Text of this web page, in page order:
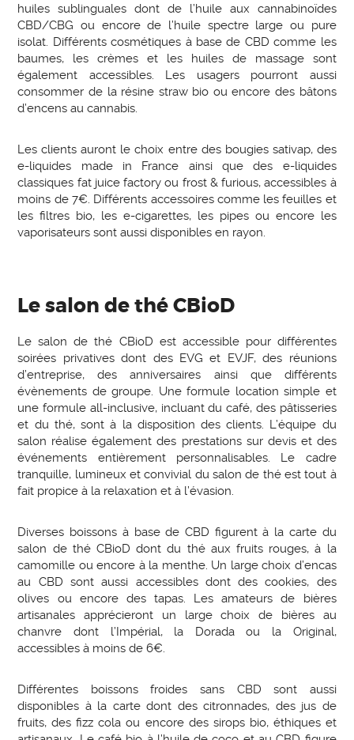
huiles sublinguales dont de l’huile aux cannabinoïdes
CBD/CBG ou encore de l’huile spectre large ou pure
isolat. Différents cosmétiques à base de CBD comme les
baumes, les crèmes et les huiles de massage sont
également accessibles. Les usagers pourront aussi
consommer de la résine straw bio ou encore des bâtons
d’encens au cannabis.
Les clients auront le choix entre des bougies sativap, des
e-liquides made in France ainsi que des e-liquides
classiques fat juice factory ou frost & furious, accessibles à
moins de 7€. Différents accessoires comme les feuilles et
les filtres bio, les e-cigarettes, les pipes ou encore les
vaporisateurs sont aussi disponibles en rayon.
Le salon de thé CBioD
Le salon de thé CBioD est accessible pour différentes
soirées privatives dont des EVG et EVJF, des réunions
d’entreprise, des anniversaires ainsi que différents
évènements de groupe. Une formule location simple et
une formule all-inclusive, incluant du café, des pâtisseries
et du thé, sont à la disposition des clients. L’équipe du
salon réalise également des prestations sur devis et des
événements entièrement personnalisables. Le cadre
tranquille, lumineux et convivial du salon de thé est tout à
fait propice à la relaxation et à l’évasion.
Diverses boissons à base de CBD figurent à la carte du
salon de thé CBioD dont du thé aux fruits rouges, à la
camomille ou encore à la menthe. Un large choix d’encas
au CBD sont aussi accessibles dont des cookies, des
olives ou encore des tapas. Les amateurs de bières
artisanales apprécieront un large choix de bières au
chanvre dont l’Impérial, la Dorada ou la Original,
accessibles à moins de 6€.
Différentes boissons froides sans CBD sont aussi
disponibles à la carte dont des citronnades, des jus de
fruits, des fizz cola ou encore des sirops bio, éthiques et